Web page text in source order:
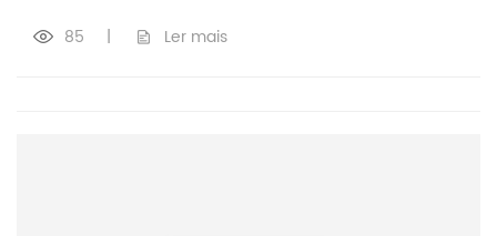
85 | Ler mais